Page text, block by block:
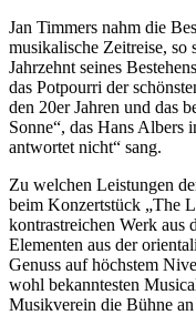
Jan Timmers nahm die
musikalische Zeitreise, so
Jahrzehnt seines
das Potpourri der
den 20er Jahren und das
Sonne“, das Hans Albers
antwortet nicht“ sang.
Zu welchen Leistungen
beim Konzertstück „The
kontrastreichen Werk aus
Elementen aus der
Genuss auf höchstem
wohl bekanntesten
Musikverein die Bühne